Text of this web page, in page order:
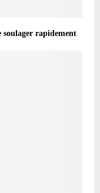
soulager rapidement